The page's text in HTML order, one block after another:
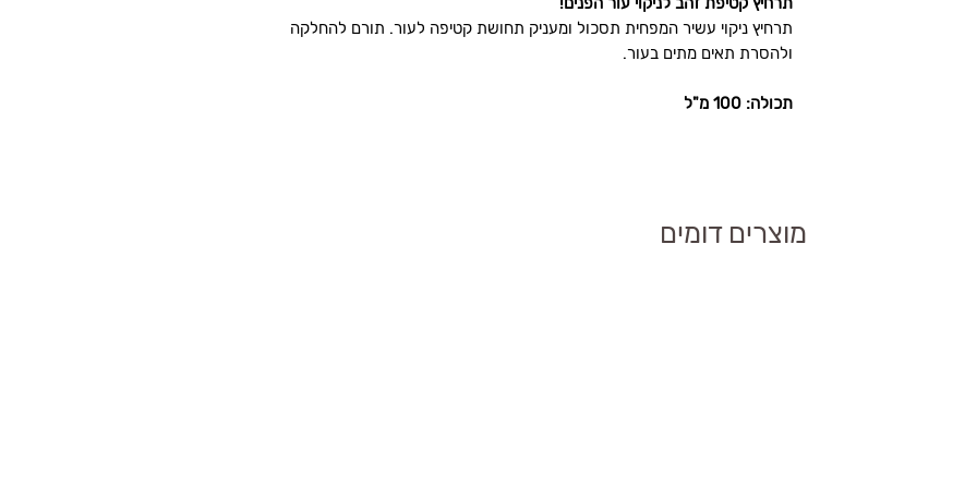
תרחיץ ניקוי עשיר המפחית תסכול ומעניק תחושת קטיפה לעור. תורם להחלקה
ולהסרת תאים מתים בעור.
תכולה: 100 מ"ל
ולייבש בעדינות.
מוצרים דומים